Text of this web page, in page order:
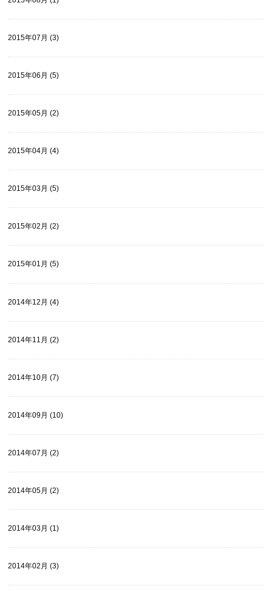
2015年07月 (3)
2015年06月 (5)
2015年05月 (2)
2015年04月 (4)
2015年03月 (5)
2015年02月 (2)
2015年01月 (5)
2014年12月 (4)
2014年11月 (2)
2014年10月 (7)
2014年09月 (10)
2014年07月 (2)
2014年05月 (2)
2014年03月 (1)
2014年02月 (3)